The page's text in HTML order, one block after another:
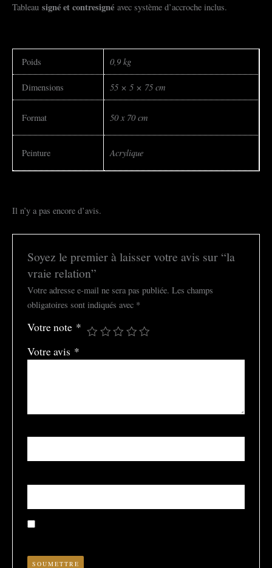
Tableau signé et contresigné avec système d’accroche inclus.
Poids 0,9 kg
Dimensions 55 × 5 × 75 cm
Format 50 x 70 cm
Peinture Acrylique
Il n’y a pas encore d’avis.
Soyez le premier à laisser votre avis sur “la
vraie relation”
Votre adresse e-mail ne sera pas publiée. Les champs
obligatoires sont indiqués avec *
Votre note *
Votre avis *